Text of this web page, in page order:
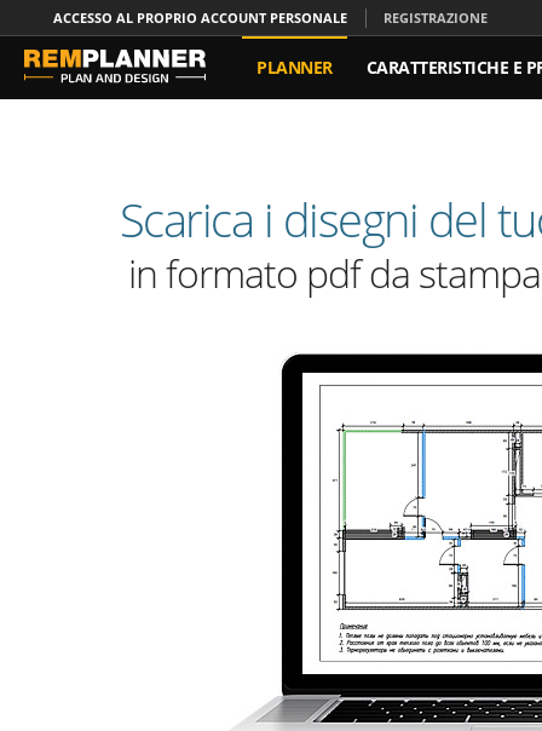
ACCESSO AL PROPRIO ACCOUNT PERSONALE REGISTRAZIONE
PLANNER CARATTERISTICHE E
Scarica i disegni del
in formato pdf da